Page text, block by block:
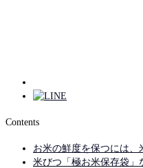
Contents
お米の鮮度を保つには、
米びつ「極お米保存袋」